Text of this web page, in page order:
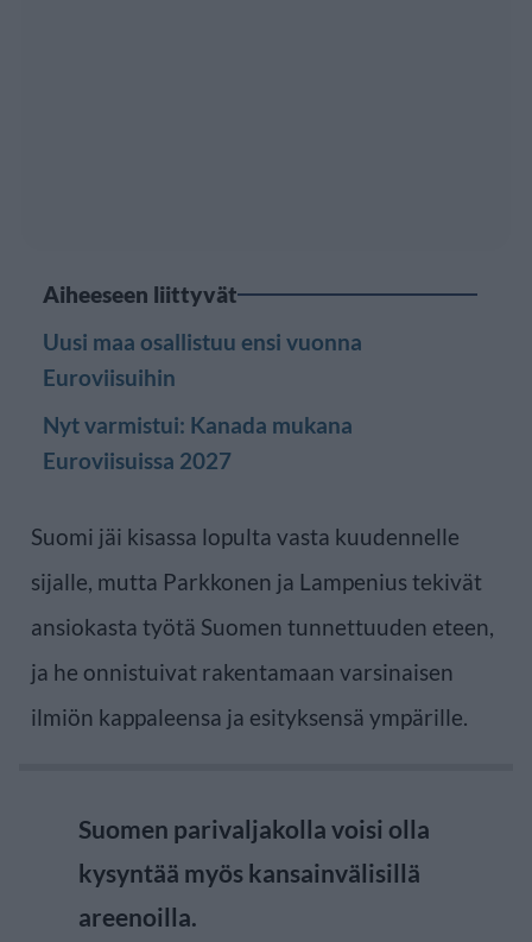
Aiheeseen liittyvät
Uusi maa osallistuu ensi vuonna
Euroviisuihin
Nyt varmistui: Kanada mukana
Euroviisuissa 2027
Suomi jäi kisassa lopulta vasta kuudennelle
sijalle, mutta Parkkonen ja Lampenius tekivät
ansiokasta työtä Suomen tunnettuuden eteen,
ja he onnistuivat rakentamaan varsinaisen
ilmiön kappaleensa ja esityksensä ympärille.
Suomen parivaljakolla voisi olla
kysyntää myös kansainvälisillä
areenoilla.